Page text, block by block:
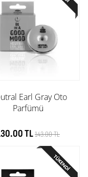
Earl Gray Oto
Parfümü
TL143.00 TL